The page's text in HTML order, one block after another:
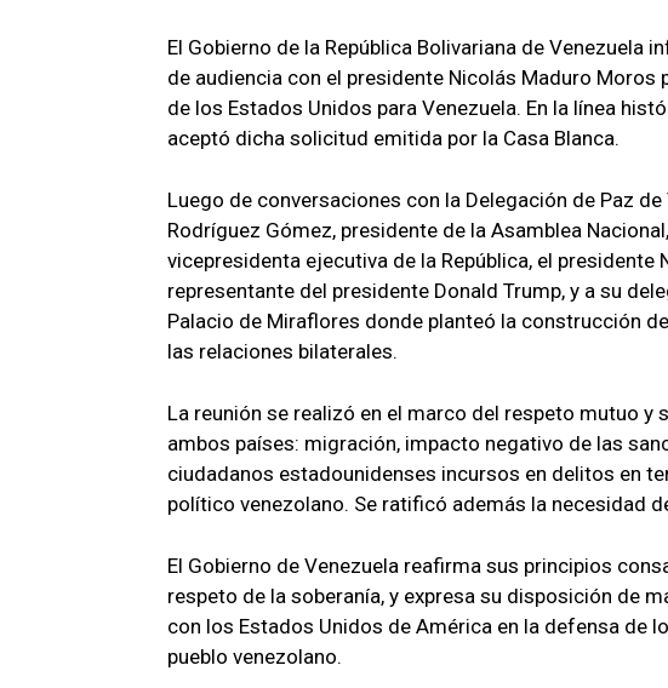
El Gobierno de la República Bolivariana de Venezuela
de audiencia con el presidente Nicolás Maduro Moros
de los Estados Unidos para Venezuela. En la línea
aceptó dicha solicitud emitida por la Casa Blanca.
Luego de conversaciones con la Delegación de Paz
Rodríguez Gómez, presidente de la Asamblea
vicepresidenta ejecutiva de la República, el
representante del presidente Donald Trump, y a su
Palacio de Miraflores donde planteó la construcción
las relaciones bilaterales.
La reunión se realizó en el marco del respeto mutuo
ambos países: migración, impacto negativo de las
ciudadanos estadounidenses incursos en delitos en
político venezolano. Se ratificó además la necesidad
El Gobierno de Venezuela reafirma sus principios
respeto de la soberanía, y expresa su disposición de
con los Estados Unidos de América en la defensa de
pueblo venezolano.